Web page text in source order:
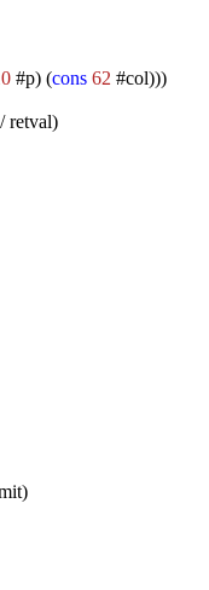
#p) (cons 62 #col)))
retval)